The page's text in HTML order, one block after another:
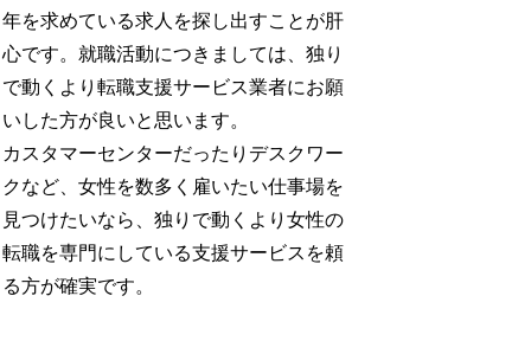
年を求めている求人を探し出すことが肝
心です。就職活動につきましては、独り
で動くより転職支援サービス業者にお願
いした方が良いと思います。
カスタマーセンターだったりデスクワー
クなど、女性を数多く雇いたい仕事場を
見つけたいなら、独りで動くより女性の
転職を専門にしている支援サービスを頼
る方が確実です。